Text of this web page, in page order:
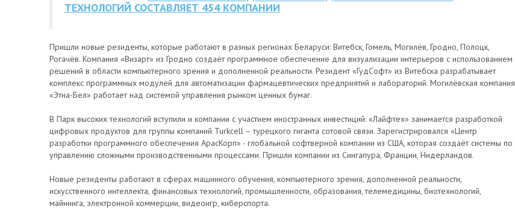
ТЕХНОЛОГИЙ СОСТАВЛЯЕТ 454 КОМПАНИИ
Пришли новые резиденты, которые работают в разных регионах Беларуси: Витебск, Гомель, Могилёв, Гродно, Полоцк,
Рогачёв. Компания «Визарт» из Гродно создаёт программное обеспечение для визуализации интерьеров с использованием
решений в области компьютерного зрения и дополненной реальности. Резидент «ГудСофт» из Витебска разрабатывает
комплекс программных модулей для автоматизации фармацевтических предприятий и лабораторий. Могилёвская компания
«Этна-Бел» работает над системой управления рынком ценных бумаг.
В Парк высоких технологий вступили и компании с участием иностранных инвестиций. «Лайфтех» занимается разработкой
цифровых продуктов для группы компаний Turkcell – турецкого гиганта сотовой связи. Зарегистрировался «Центр
разработки программного обеспечения АрасКорп» - глобальной софтверной компании из США, которая создаёт системы по
управлению сложными производственными процессами. Пришли компании из Сингапура, Франции, Нидерландов.
Новые резиденты работают в сферах машинного обучения, компьютерного зрения, дополненной реальности,
искусственного интеллекта, финансовых технологий, промышленности, образования, телемедицины, биотехнологий,
майнинга, электронной коммерции, видеоигр, киберспорта.